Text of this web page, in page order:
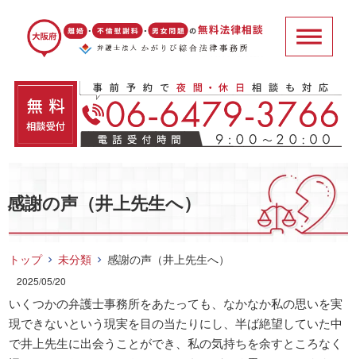
感謝の声（井上先生へ）
トップ 未分類 感謝の声（井上先生へ）
2025/05/20
いくつかの弁護士事務所をあたっても、なかなか私の思いを実
現できないという現実を目の当たりにし、半ば絶望していた中
で井上先生に出会うことができ、私の気持ちを余すところなく